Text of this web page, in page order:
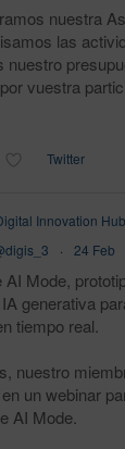
nuestra
las
nuestro
vuestra
Twitter
Innovation
· 24 Feb
AI Mode,
generativa
tiempo real.
nuestro
un webinar
AI Mode.